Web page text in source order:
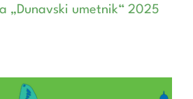
„Dunavski umetnik“ 2025